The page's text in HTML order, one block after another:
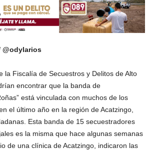
@odylarios
la Fiscalía de Secuestros y Delitos de Alto
encontrar que la banda de
está vinculada con muchos de los
el último año en la región de Acatzingo,
Esta banda de 15 secuestradores
es la misma que hace algunas semanas
de una clínica de Acatzingo, indicaron las